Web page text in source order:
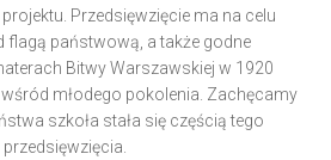
Przedsięwzięcie ma na celu
flagą państwową, a także godne
Bitwy Warszawskiej w 1920
młodego pokolenia. Zachęcamy
szkoła stała się częścią tego